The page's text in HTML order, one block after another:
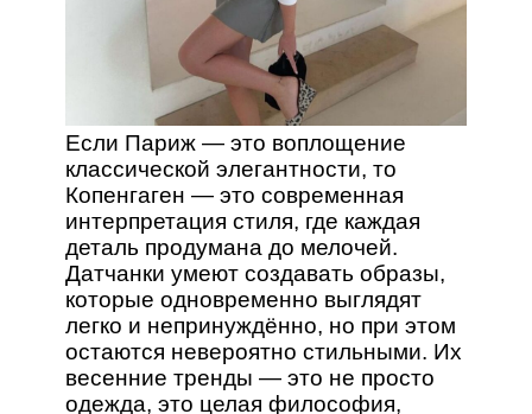
Если Париж — это воплощение
классической элегантности, то
Копенгаген — это современная
интерпретация стиля, где каждая
деталь продумана до мелочей.
Датчанки умеют создавать образы,
которые одновременно выглядят
легко и непринуждённо, но при этом
остаются невероятно стильными. Их
весенние тренды — это не просто
одежда, это целая философия,